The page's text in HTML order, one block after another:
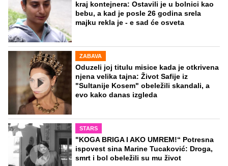
kraj kontejnera: Ostavili je u bolnici kao
bebu, a kad je posle 26 godina srela
majku rekla je - e sad će osveta
ZABAVA
Oduzeli joj titulu misice kada je otkrivena
njena velika tajna: Život Safije iz
"Sultanije Kosem" obeležili skandali, a
evo kako danas izgleda
STARS
"KOGA BRIGA I AKO UMREM!“ Potresna
ispovest sina Marine Tucaković: Droga,
smrt i bol obeležili su mu život